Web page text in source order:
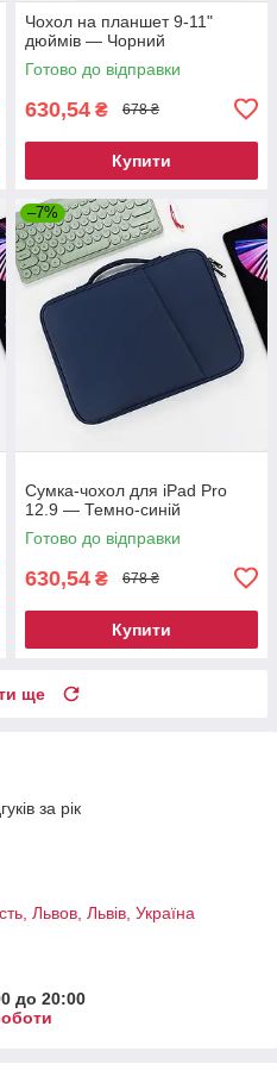
Чохол на планшет 9-11"
дюймів — Чорний
Готово до відправки
630,54 ₴ 678 ₴
Купити
–7%
Сумка-чохол для iPad Pro
12.9 — Темно-синій
Готово до відправки
630,54 ₴ 678 ₴
Купити
ще
за рік
Львов, Львів, Україна
до 20:00